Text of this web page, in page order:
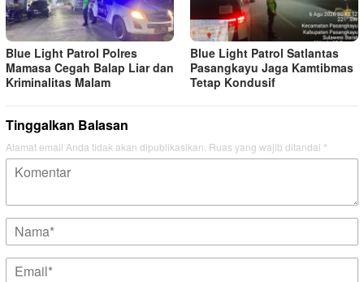
Blue Light Patrol Polres
Mamasa Cegah Balap Liar dan
Kriminalitas Malam
Blue Light Patrol Satlantas
Pasangkayu Jaga Kamtibmas
Tetap Kondusif
Tinggalkan Balasan
Alamat email Anda tidak akan dipublikasikan. Ruas yang wajib ditandai *